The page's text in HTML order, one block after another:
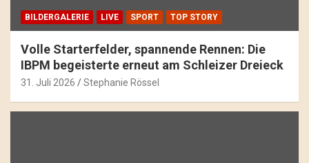
BILDERGALERIE LIVE SPORT TOP STORY
Volle Starterfelder, spannende Rennen: Die
IBPM begeisterte erneut am Schleizer Dreieck
31. Juli 2026 Stephanie Rössel